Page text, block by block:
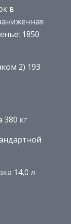
в
1850
2) 193
380 кг
14,0 л